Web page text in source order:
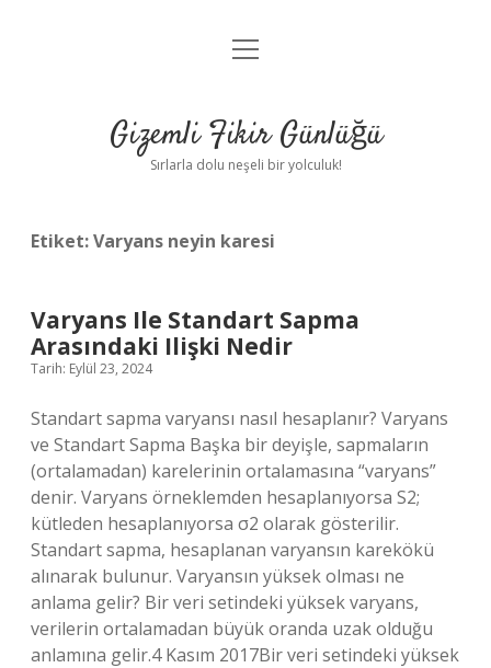
Anasayfa
Yasal Uyarı
menüyü
Gizemli Fikir Günlüğü
Sırlarla dolu neşeli bir yolculuk!
Etiket:Varyans neyin karesi
Varyans Ile Standart Sapma
Arasındaki Ilişki Nedir
Tarih: Eylül 23, 2024
Standart sapma varyansı nasıl hesaplanır? Varyans
ve Standart Sapma Başka bir deyişle, sapmaların
(ortalamadan) karelerinin ortalamasına “varyans”
denir. Varyans örneklemden hesaplanıyorsa S2;
kütleden hesaplanıyorsa σ2 olarak gösterilir.
Standart sapma, hesaplanan varyansın karekökü
alınarak bulunur. Varyansın yüksek olması ne
anlama gelir? Bir veri setindeki yüksek varyans,
verilerin ortalamadan büyük oranda uzak olduğu
anlamına gelir.4 Kasım 2017Bir veri setindeki yüksek